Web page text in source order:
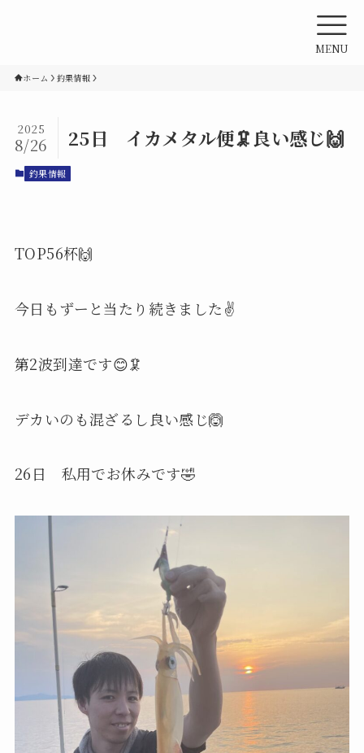
MENU
ホーム 釣果情報
25日 イカメタル便🦑良い感じ🙌
2025
8/26
釣果情報
TOP56杯🙌
今日もずーと当たり続きました✌️
第2波到達です😊🦑
デカいのも混ざるし良い感じ🙆
26日 私用でお休みです🤣